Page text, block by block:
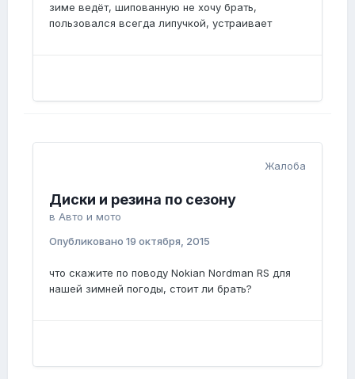
зиме ведёт, шипованную не хочу брать,
пользовался всегда липучкой, устраивает
Жалоба
Диски и резина по сезону
в Авто и мото
Опубликовано 19 октября, 2015
что скажите по поводу Nokian Nordman RS для
нашей зимней погоды, стоит ли брать?